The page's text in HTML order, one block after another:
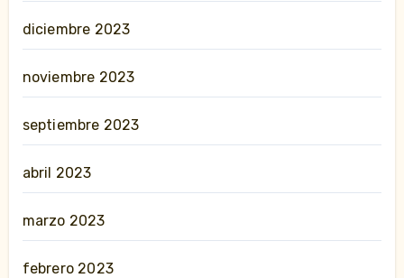
diciembre 2023
noviembre 2023
septiembre 2023
abril 2023
marzo 2023
febrero 2023